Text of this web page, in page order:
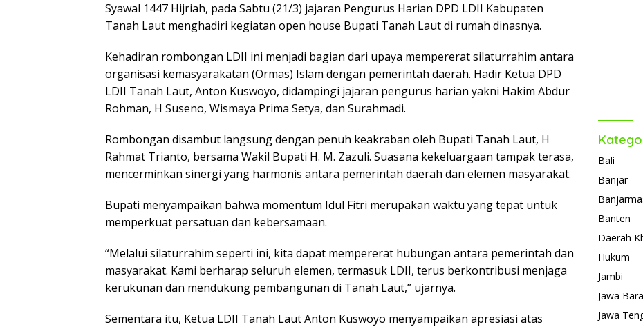
o
o
k
A
p
p
a
m
e
ss
Syawal 1447 Hijriah, pada Sabtu (21/3) jajaran Pengurus Harian DPD LDII Kabupaten
Tanah Laut menghadiri kegiatan open house Bupati Tanah Laut di rumah dinasnya.
Kehadiran rombongan LDII ini menjadi bagian dari upaya mempererat silaturrahim antara
organisasi kemasyarakatan (Ormas) Islam dengan pemerintah daerah. Hadir Ketua DPD
LDII Tanah Laut, Anton Kuswoyo, didampingi jajaran pengurus harian yakni Hakim Abdur
Rohman, H Suseno, Wismaya Prima Setya, dan Surahmadi.
Rombongan disambut langsung dengan penuh keakraban oleh Bupati Tanah Laut, H
Rahmat Trianto, bersama Wakil Bupati H. M. Zazuli. Suasana kekeluargaan tampak terasa,
mencerminkan sinergi yang harmonis antara pemerintah daerah dan elemen masyarakat.
Bupati menyampaikan bahwa momentum Idul Fitri merupakan waktu yang tepat untuk
memperkuat persatuan dan kebersamaan.
“Melalui silaturrahim seperti ini, kita dapat mempererat hubungan antara pemerintah dan
masyarakat. Kami berharap seluruh elemen, termasuk LDII, terus berkontribusi menjaga
kerukunan dan mendukung pembangunan di Tanah Laut,” ujarnya.
Sementara itu, Ketua LDII Tanah Laut Anton Kuswoyo menyampaikan apresiasi atas
Bali
Banjar
Banten
Daerah
Hukum
Jambi
Jawa
Jawa